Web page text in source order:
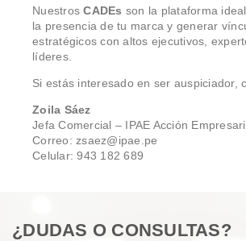
NuestrosCADEs son la plataforma
la presencia de tu marca y generar
estratégicos con altos ejecutivos,
líderes.
Si estás interesado en ser auspiciador,
Zoila Sáez
Jefa Comercial – IPAE Acción
Correo: zsaez@ipae.pe
Celular: 943 182 689
¿DUDAS O CONSULTAS?